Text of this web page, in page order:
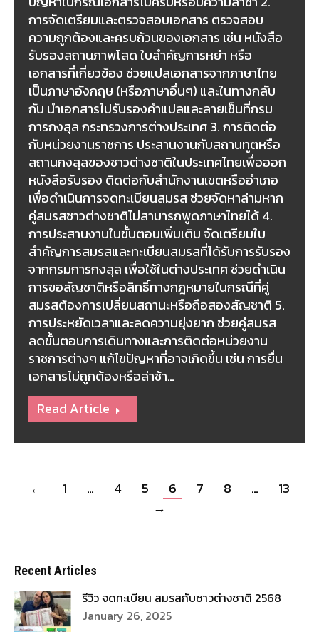
การจัดเตรียมและตรวจสอบเอกสาร ตรวจสอบ
ความถูกต้องและครบถ้วนของเอกสาร เช่น หนังสือ
รับรองสถานภาพโสด ใบสำคัญการหย่า หรือ
เอกสารที่เกี่ยวข้อง ช่วยแปลเอกสารจากภาษาไทย
เป็นภาษาอังกฤษ (หรือภาษาอื่นๆ) และในทางกลับ
กัน นำเอกสารไปรับรองคำแปลและลายเซ็นที่กรม
การกงสุล กระทรวงการต่างประเทศ 3. การติดต่อ
กับหน่วยงานราชการ ประสานงานกับสถานทูตหรือ
สถานกงสุลของชาวต่างชาติในประเทศไทยเพื่อออก
หนังสือรับรอง ติดต่อกับสำนักงานเขตหรืออำเภอ
เพื่อดำเนินการจดทะเบียนสมรส ช่วยจัดหาล่ามหาก
คู่สมรสชาวต่างชาติไม่สามารถพูดภาษาไทยได้ 4.
การประสานงานในขั้นตอนเพิ่มเติม จัดเตรียมใบ
สำคัญการสมรสและทะเบียนสมรสที่ได้รับการรับรอง
จากกรมการกงสุล เพื่อใช้ในต่างประเทศ ช่วยดำเนิน
การขอสัญชาติหรือสิทธิ์ทางกฎหมายในกรณีที่คู่
สมรสต้องการเปลี่ยนสถานะหรือถือสองสัญชาติ 5.
การประหยัดเวลาและลดความยุ่งยาก ช่วยคู่สมรส
ลดขั้นตอนการเดินทางและการติดต่อหน่วยงาน
ราชการต่างๆ แก้ไขปัญหาที่อาจเกิดขึ้น เช่น การยื่น
เอกสารไม่ถูกต้องหรือล่าช้า…
Read Article
← 1 … 4 5 6 7 8 …
13
→
Recent Articles
รีวิว จดทะเบียน สมรสกับชาวต่างชาติ 2568
January 26, 2025